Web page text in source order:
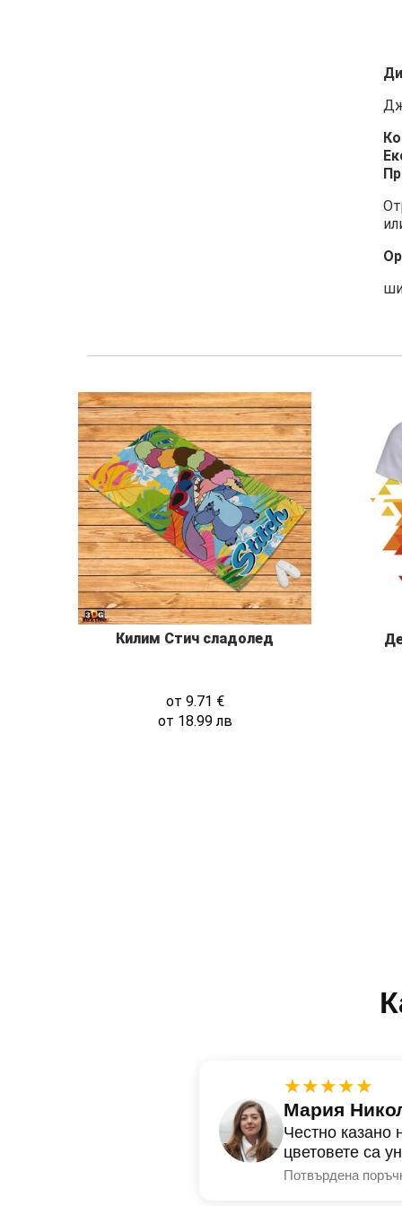
Килим Стич сладолед
от 9.71 €
от 18.99лв
★★★★★
Мария
Честно казано
цветовете са
Потвърдена